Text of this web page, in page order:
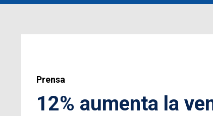
Ciudad
Prensa
12% aumenta la